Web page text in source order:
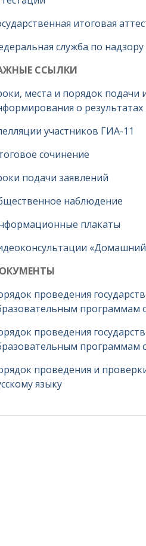
итоговая
служба по
ССЫЛКИ
места и порядок подачи
о
участников ГИА-11
сочинение
подачи заявлений
наблюдение
плакаты
«Домашний
проведения
программам
проведения
программам
проведения и
языку